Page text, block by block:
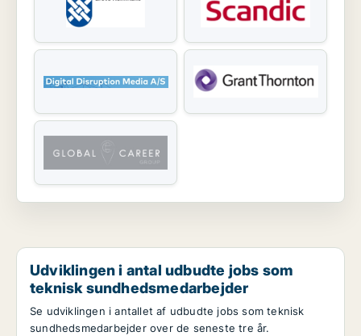
Udviklingen i antal udbudte jobs som
teknisk sundhedsmedarbejder
Se udviklingen i antallet af udbudte jobs som teknisk
sundhedsmedarbejder over de seneste tre år.